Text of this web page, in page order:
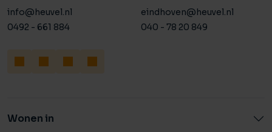
info@heuvel.nl
0492 - 661 884
eindhoven@heuvel.nl
040 - 78 20 849
Wonen in